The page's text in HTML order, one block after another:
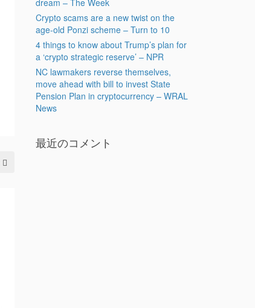
dream – The Week
Crypto scams are a new twist on the
age-old Ponzi scheme – Turn to 10
4 things to know about Trump’s plan for
a ‘crypto strategic reserve’ – NPR
NC lawmakers reverse themselves,
move ahead with bill to invest State
Pension Plan in cryptocurrency – WRAL
News
最近のコメント